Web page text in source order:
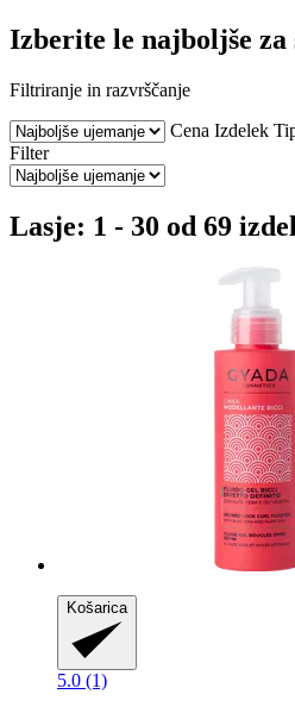
Izberite le najboljše za
Filtriranje in razvrščanje
Cena Izdelek
Filter
Lasje: 1 - 30 od 69
Košarica
5.0 (1)